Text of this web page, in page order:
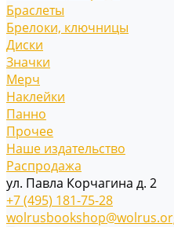
Браслеты
Брелоки, ключницы
Диски
Значки
Мерч
Наклейки
Панно
Прочее
Наше издательство
Распродажа
ул. Павла Корчагина д. 2
+7 (495) 181-75-28